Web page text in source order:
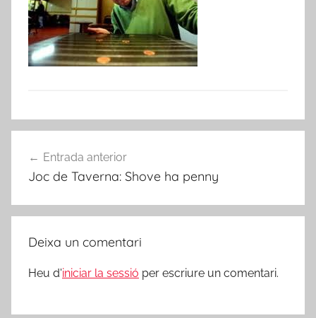
d'entrades
Entrada anterior
Joc de Taverna: Shove ha penny
Deixa un comentari
Heu d'iniciar la sessió per escriure un comentari.